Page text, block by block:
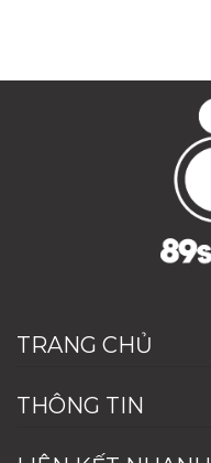
TRANG CHỦ
THÔNG TIN